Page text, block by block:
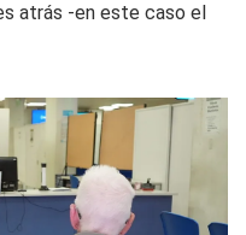
atrás -en este caso el